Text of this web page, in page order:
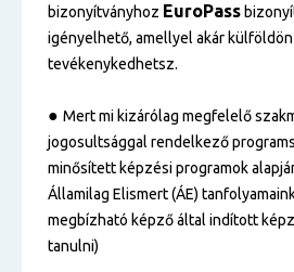
bizonyítványhoz EuroPass
igényelhető, amellyel akár külföldön
tevékenykedhetsz.
● Mert mi kizárólag megfelelő
jogosultsággal rendelkező
minősített képzési programok
Államilag Elismert (ÁE)
megbízható képző által indított
tanulni)